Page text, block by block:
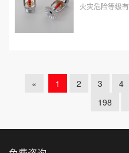
火灾危险等级有所
« 1 2 3 4
198